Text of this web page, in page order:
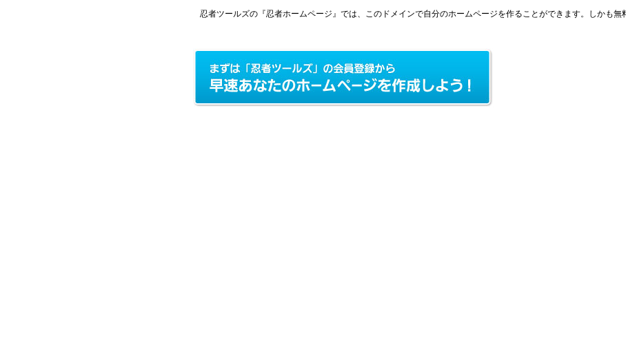
忍者ツールズの『忍者ホームページ』では、このドメインで自分のホームページを作ることができます。しかも無